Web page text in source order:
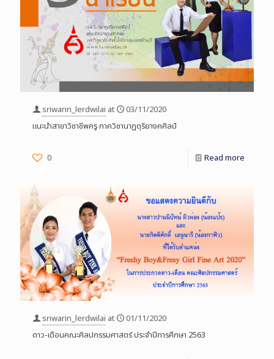
sriwarin_lerdwilai at
03/11/2020
แนะนำสาขาวิชาชีพครู ภาควิชานาฏดุริยางคศิลป์
0 Read more
sriwarin_lerdwilai at
01/11/2020
ดาว-เดือนคณะศิลปกรรมศาสตร์ ประจำปีการศึกษา 2563